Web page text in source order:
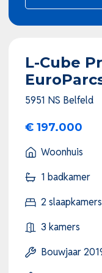
L-Cube
5951 NS Belfeld
€ 197.000
Woonhuis
1 badkamer
2 slaapkamers
3 kamers
Bouwjaar